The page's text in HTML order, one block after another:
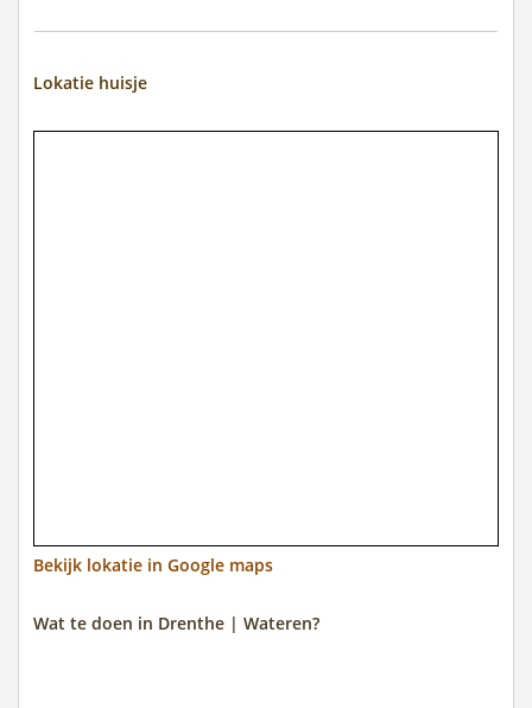
Lokatie huisje
Bekijk lokatie in Google maps
Wat te doen in Drenthe | Wateren?